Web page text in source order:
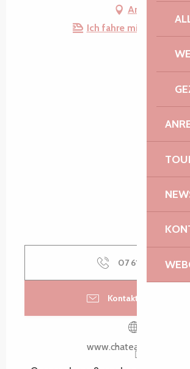
Anfahrt
Ich fahre mit dem Zug
07 61 75 94▒▒
Kontaktieren Sie uns
www.chateau-kergrist.fr